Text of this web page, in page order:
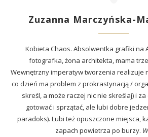
Zuzanna Marczyńska-
Kobieta Chaos. Absolwentka grafiki na
fotografka, żona architekta, mama
Wewnętrzny imperatyw tworzenia realizuje
co dzień ma problem z prokrastynacją /
skreśl, a może raczej nic nie skreślaj) i
gotować i sprzątać, ale lubi dobre
paradoks). Lubi też opuszczone miejsca,
zapach powietrza po burzy.